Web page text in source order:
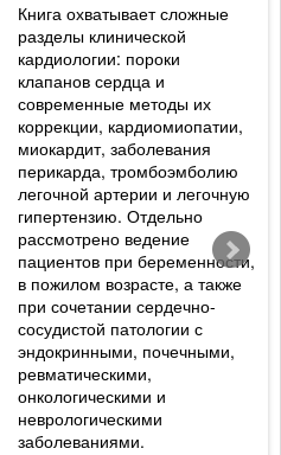
Книга охватывает сложные
разделы клинической
кардиологии: пороки
клапанов сердца и
современные методы их
коррекции, кардиомиопатии,
миокардит, заболевания
перикарда, тромбоэмболию
легочной артерии и легочную
гипертензию. Отдельно
рассмотрено ведение
пациентов при беременности,
в пожилом возрасте, а также
при сочетании сердечно-
сосудистой патологии с
эндокринными, почечными,
ревматическими,
онкологическими и
неврологическими
заболеваниями.